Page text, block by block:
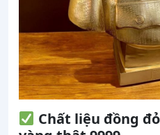
Chất liệu đồng